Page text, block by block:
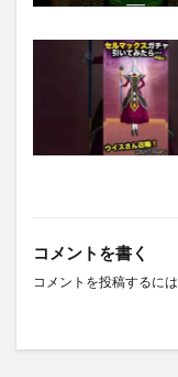
コメントを書く
コメントを投稿するには